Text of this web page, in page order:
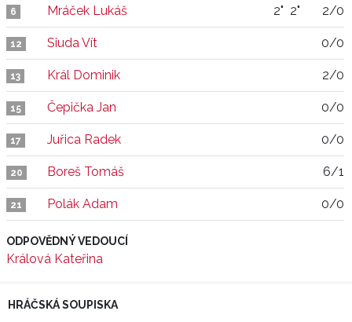
6 Mráček Lukáš 2" 2" 2/0
12 Siuda Vít 0/0
13 Král Dominik 2/0
15 Čepička Jan 0/0
17 Juřica Radek 0/0
20 Boreš Tomáš 6/1
21 Polák Adam 0/0
ODPOVĚDNÝ VEDOUCÍ
Králová Kateřina
HRÁČSKÁ SOUPISKA